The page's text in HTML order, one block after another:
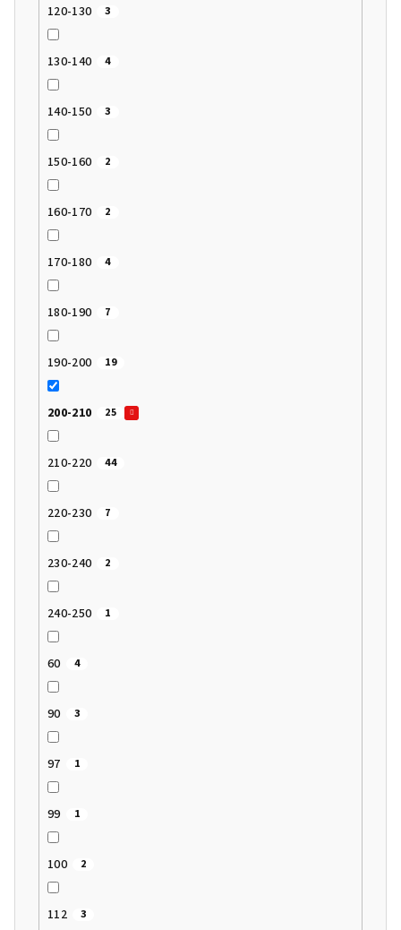
120-130 3
130-140 4
140-150 3
150-160 2
160-170 2
170-180 4
180-190 7
190-200 19
200-210 25
210-220 44
220-230 7
230-240 2
240-250 1
60 4
90 3
97 1
99 1
100 2
112 3